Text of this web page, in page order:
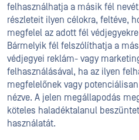
felhasználhatja a másik fél
részleteit ilyen célokra, feltéve,
megfelel az adott fél
Bármelyik fél felszólíthatja a
védjegyei reklám- vagy
felhasználásával, ha az ilyen
megfelelőnek vagy
nézve. A jelen megállapodás
köteles haladéktalanul
használatát.